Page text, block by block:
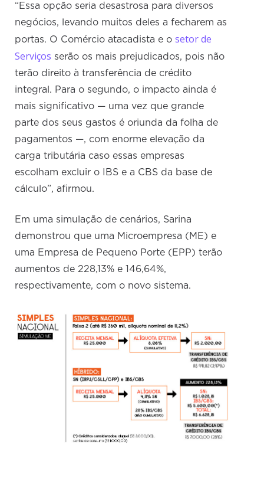
“Essa opção seria desastrosa para diversos
negócios, levando muitos deles a fecharem as
portas. O Comércio atacadista e osetor de
Serviços serão os mais prejudicados, pois não
terão direito à transferência de crédito
integral. Para o segundo, o impacto ainda é
mais significativo — uma vez que grande
parte dos seus gastos é oriunda da folha de
pagamentos —, com enorme elevação da
carga tributária caso essas empresas
escolham excluir o IBS e a CBS da base de
cálculo”, afirmou.
Em uma simulação de cenários, Sarina
demonstrou que uma Microempresa (ME) e
uma Empresa de Pequeno Porte (EPP) terão
aumentos de 228,13% e 146,64%,
respectivamente, com o novo sistema.